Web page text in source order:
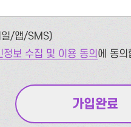
일/앱/SMS)
정보 수집 및 이용 동의에 동의